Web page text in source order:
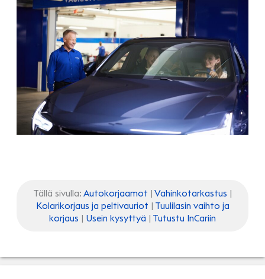
Tällä sivulla: Autokorjaamot | Vahinkotarkastus |
Kolarikorjaus ja peltivauriot | Tuulilasin vaihto ja
korjaus | Usein kysyttyä | Tutustu InCariin